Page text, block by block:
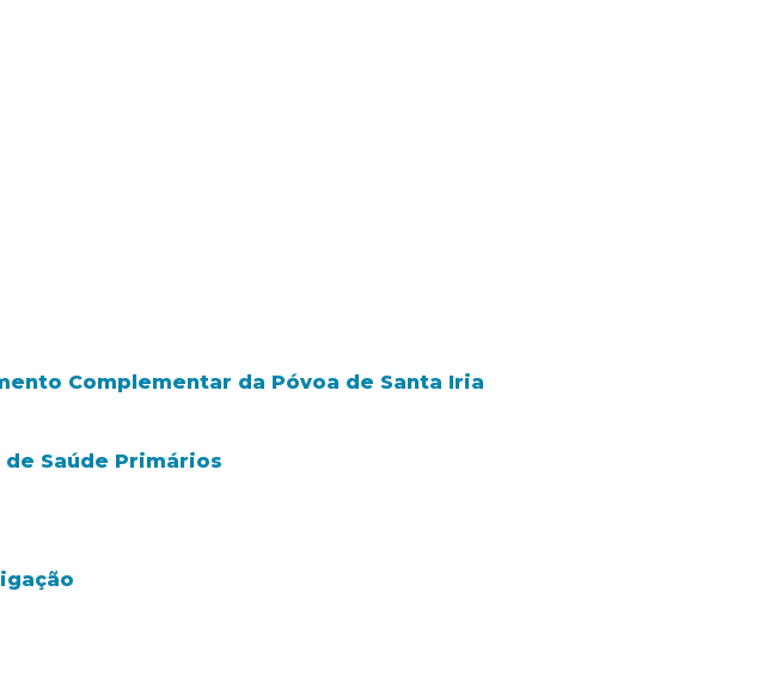
Complementar da Póvoa de Santa Iria
Saúde Primários